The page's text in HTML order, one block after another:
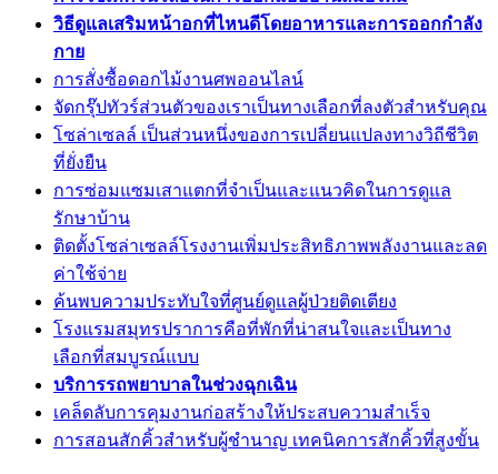
วิธีดูแลเสริมหน้าอกที่ไหนดีโดยอาหารและการออกกำลัง
กาย
การสั่งซื้อดอกไม้งานศพออนไลน์
จัดกรุ๊ปทัวร์ส่วนตัวของเราเป็นทางเลือกที่ลงตัวสำหรับคุณ
โซล่าเซลล์ เป็นส่วนหนึ่งของการเปลี่ยนแปลงทางวิถีชีวิต
ที่ยั่งยืน
การซ่อมแซมเสาแตกที่จำเป็นและแนวคิดในการดูแล
รักษาบ้าน
ติดตั้งโซล่าเซลล์โรงงานเพิ่มประสิทธิภาพพลังงานและลด
ค่าใช้จ่าย
ค้นพบความประทับใจที่ศูนย์ดูแลผู้ป่วยติดเตียง
โรงแรมสมุทรปราการคือที่พักที่น่าสนใจและเป็นทาง
เลือกที่สมบูรณ์แบบ
บริการรถพยาบาลในช่วงฉุกเฉิน
เคล็ดลับการคุมงานก่อสร้างให้ประสบความสำเร็จ
การสอนสักคิ้วสำหรับผู้ชำนาญ เทคนิคการสักคิ้วที่สูงขั้น